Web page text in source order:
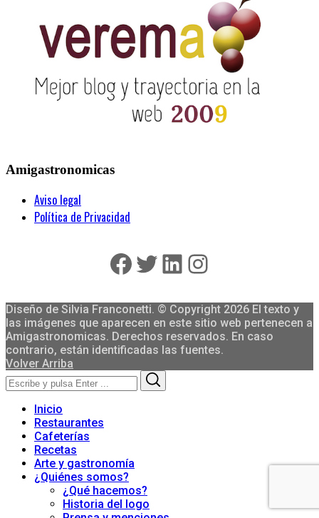
Amigastronomicas
Aviso legal
Política de Privacidad
Facebook
Twitter
LinkedIn
Instagram
Diseño de Silvia Franconetti. © Copyright 2026 El texto y
las imágenes que aparecen en este sitio web pertenecen a
Amigastronomicas. Derechos reservados. En caso
contrario, están identificadas las fuentes.
Volver Arriba
Search
for:
Inicio
Restaurantes
Cafeterías
Recetas
Arte y gastronomía
¿Quiénes somos?
¿Qué hacemos?
Historia del logo